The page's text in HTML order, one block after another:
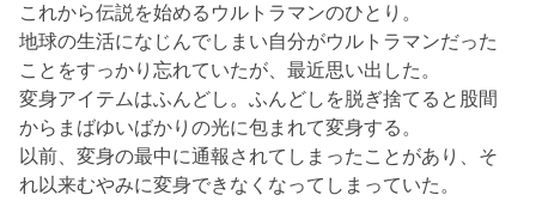
これから伝説を始めるウルトラマンのひとり。
地球の生活になじんでしまい自分がウルトラマンだった
ことをすっかり忘れていたが、最近思い出した。
変身アイテムはふんどし。ふんどしを脱ぎ捨てると股間
からまばゆいばかりの光に包まれて変身する。
以前、変身の最中に通報されてしまったことがあり、そ
れ以来むやみに変身できなくなってしまっていた。